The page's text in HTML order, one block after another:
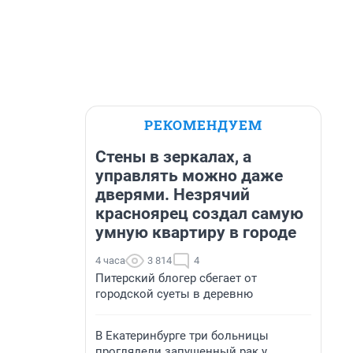
РЕКОМЕНДУЕМ
Стены в зеркалах, а
управлять можно даже
дверями. Незрячий
красноярец создал самую
умную квартиру в городе
4 часа 3 814 4
Питерский блогер сбегает от
городской суеты в деревню
В Екатеринбурге три больницы